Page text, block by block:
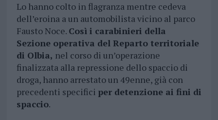
Lo hanno colto in flagranza mentre cedeva
dell’eroina a un automobilista vicino al parco
Fausto Noce. Così i carabinieri della
Sezione operativa del Reparto territoriale
di Olbia, nel corso di un’operazione
finalizzata alla repressione dello spaccio di
droga, hanno arrestato un 49enne, già con
precedenti specifici per detenzione ai fini di
spaccio.